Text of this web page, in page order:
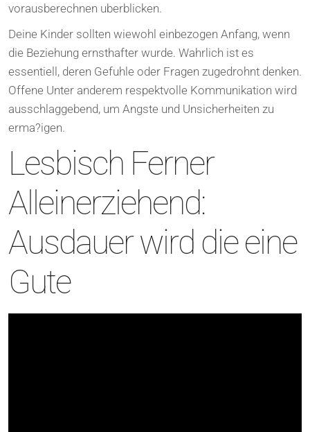
vorausberechnen uberblicken.
Deine Kinder sollten wiewohl einbezogen Anfang, wenn
die Beziehung ernsthafter wurde. Wahrlich ist es
essentiell, deren Gefuhle oder Fragen zugedrohnt denken.
Offene Unter anderem respektvolle Kommunikation wird
ausschlaggebend, um Angste und Unsicherheiten zu
erma?igen.
Lesbisch Ferner
Alleinerziehend:
Ausdauer wird die eine
Gute